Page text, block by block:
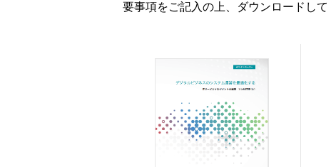
要事項をご記入の上、ダウンロードして